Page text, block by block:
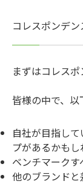
コレスポンデ
まずはコレス
皆様の中で、以
自社が目指し
プがあるかもし
ベンチマーク
他のブランド